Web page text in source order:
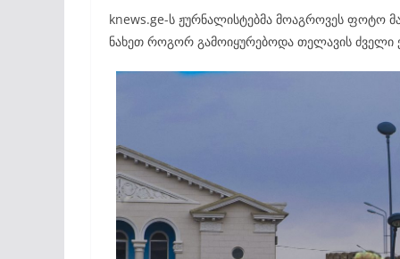
knews.ge-ს ჟურნალისტებმა მოაგროვეს ფოტო
ნახეთ როგორ გამოიყურებოდა თელავის ძველი